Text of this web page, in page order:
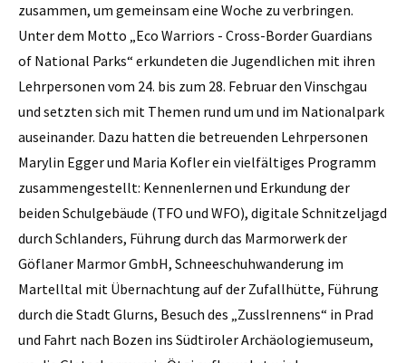
zusammen, um gemeinsam eine Woche zu verbringen.
Unter dem Motto „Eco Warriors - Cross-Border Guardians
of National Parks“ erkundeten die Jugendlichen mit ihren
Lehrpersonen vom 24. bis zum 28. Februar den Vinschgau
und setzten sich mit Themen rund um und im Nationalpark
auseinander. Dazu hatten die betreuenden Lehrpersonen
Marylin Egger und Maria Kofler ein vielfältiges Programm
zusammengestellt: Kennenlernen und Erkundung der
beiden Schulgebäude (TFO und WFO), digitale Schnitzeljagd
durch Schlanders, Führung durch das Marmorwerk der
Göflaner Marmor GmbH, Schneeschuhwanderung im
Martelltal mit Übernachtung auf der Zufallhütte, Führung
durch die Stadt Glurns, Besuch des „Zusslrennens“ in Prad
und Fahrt nach Bozen ins Südtiroler Archäologiemuseum,